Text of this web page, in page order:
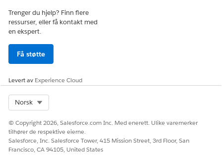
Trenger du hjelp? Finn flere
ressurser, eller få kontakt med
en ekspert.
Få støtte
Levert av Experience Cloud
Norsk
© Copyright 2026, Salesforce.com Inc. Med enerett. Ulike varemerker
tilhører de respektive eierne.
Salesforce, Inc. Salesforce Tower, 415 Mission Street, 3rd Floor, San
Francisco, CA 94105, United States